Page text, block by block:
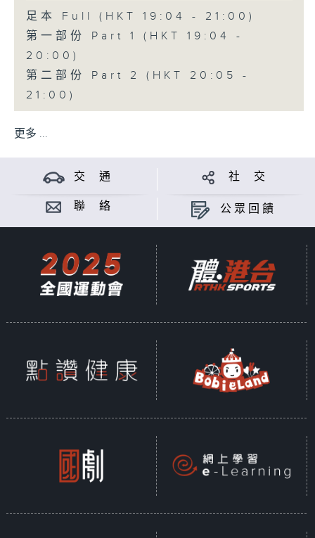
足本 Full (HKT 19:04 - 21:00)
第一部份 Part 1 (HKT 19:04 -
20:00)
第二部份 Part 2 (HKT 20:05 -
21:00)
更多 ...
交 通 社 交
聯 絡 公眾回饋